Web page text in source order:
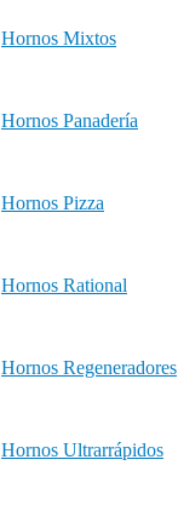
Hornos Mixtos
Hornos Panadería
Hornos Pizza
Hornos Rational
Hornos Regeneradores
Hornos Ultrarrápidos